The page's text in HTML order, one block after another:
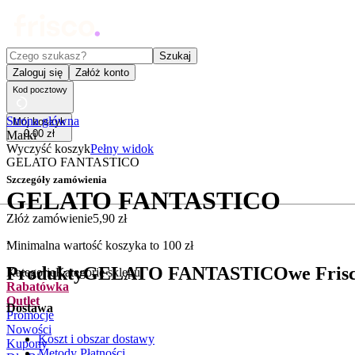
Czego szukasz?
Szukaj
Zaloguj się
Załóż konto
Kod pocztowy
Mój koszyk
0,00 zł
Wyczyść koszykPełny widok
Szczegóły zamówienia
Złóż zamówienie5,90 zł
Minimalna wartość koszyka to 100 zł
KategorieKategorie sklepu
Rabatówka
Outlet
Promocje
Nowości
Kupony
Strona główna
Marki
GELATO FANTASTICO
GELATO FANTASTICO
.
ProduktyGELATO FANTASTICOwe
Dostawa
Koszt i obszar dostawy